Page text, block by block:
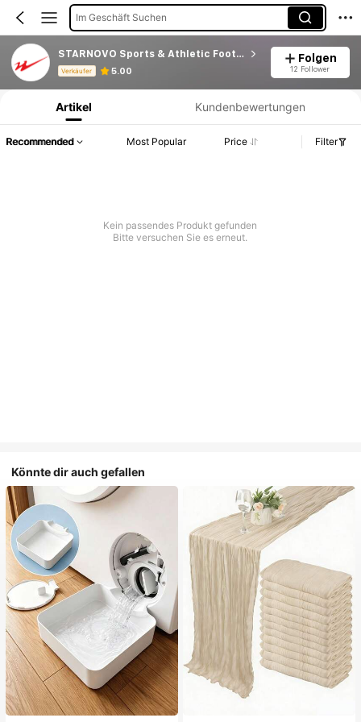
Im Geschäft Suchen
STARNOVO Sports & Athletic Footwear Specialty Stor
Verkäufer 5.00
Folgen
12 Follower
Produktinformation: Preisangabe, Verkaufs- und Lagerbestandsdetails.
Artikel Kundenbewertungen
Recommended Most Popular Price Filter
Kein passendes Produkt gefunden
Bitte versuchen Sie es erneut.
Könnte dir auch gefallen